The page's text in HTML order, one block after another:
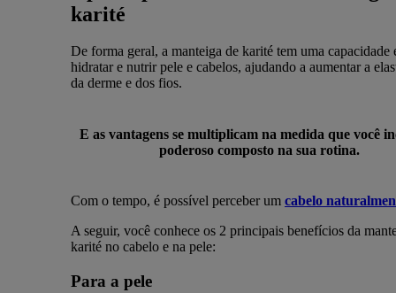
karité
De forma geral, a manteiga de karité tem uma capacidade
hidratar e nutrir pele e cabelos, ajudando a aumentar a
da derme e dos fios.
E as vantagens se multiplicam na medida que você
poderoso composto na sua rotina.
Com o tempo, é possível perceber um cabelo
A seguir, você conhece os 2 principais benefícios da
karité no cabelo e na pele:
Para a pele